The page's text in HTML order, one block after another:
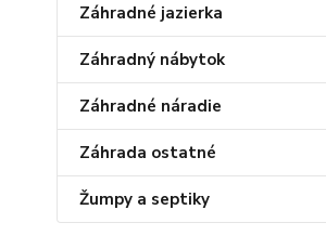
Záhradné jazierka
Záhradný nábytok
Záhradné náradie
Záhrada ostatné
Žumpy a septiky